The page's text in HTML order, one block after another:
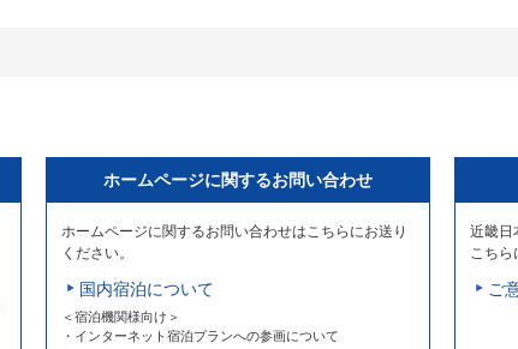
ホームページに関するお問い合わせ
ホームページに関するお問い合わせはこちらにお送り
ください。
国内宿泊について
＜宿泊機関様向け＞
・インターネット宿泊プランへの参画について
近畿日
こちら
ご